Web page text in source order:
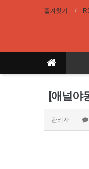
즐겨찾기
[애널야
관리자